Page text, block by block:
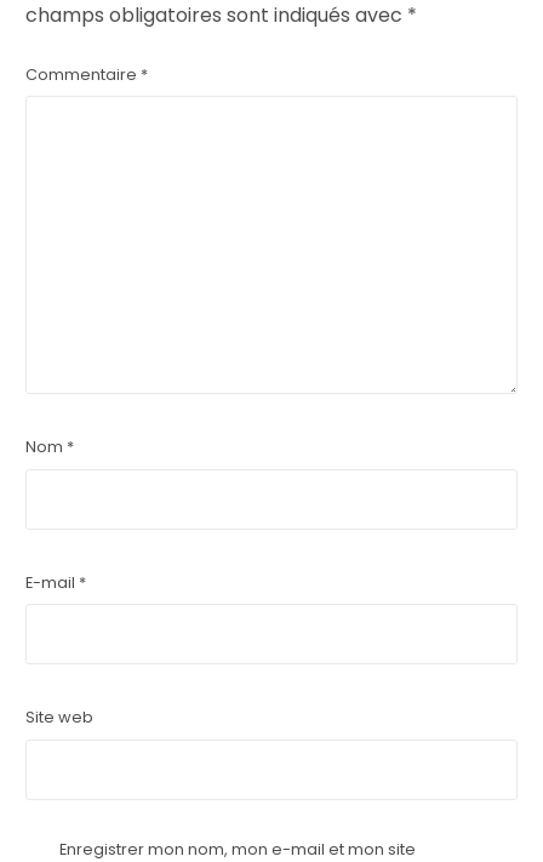
champs obligatoires sont indiqués avec *
Commentaire *
Nom *
E-mail *
Site web
Enregistrer mon nom, mon e-mail et mon site